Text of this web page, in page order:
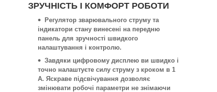
ЗРУЧНІСТЬ І КОМФОРТ РОБОТИ
Регулятор зварювального струму та
індикатори стану винесені на передню
панель для зручності швидкого
налаштування і контролю.
Завдяки цифровому дисплею ви швидко і
точно налаштуєте силу струму з кроком в 1
А. Яскраве підсвічування дозволяє
змінювати робочі параметри не знімаючи